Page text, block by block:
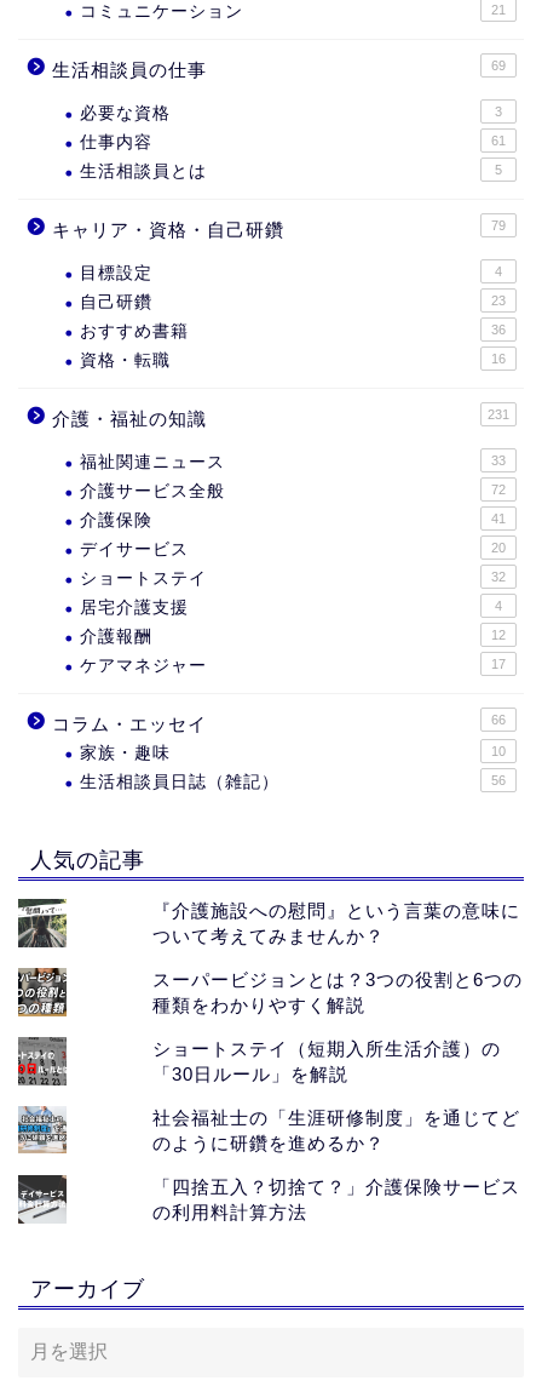
コミュニケーション 21
生活相談員の仕事 69
必要な資格 3
仕事内容 61
生活相談員とは 5
キャリア・資格・自己研鑽 79
目標設定 4
自己研鑽 23
おすすめ書籍 36
資格・転職 16
介護・福祉の知識 231
福祉関連ニュース 33
介護サービス全般 72
介護保険 41
デイサービス 20
ショートステイ 32
居宅介護支援 4
介護報酬 12
ケアマネジャー 17
コラム・エッセイ 66
家族・趣味 10
生活相談員日誌（雑記） 56
人気の記事
『介護施設への慰問』という言葉の意味に
ついて考えてみませんか？
スーパービジョンとは？3つの役割と6つの
種類をわかりやすく解説
ショートステイ（短期入所生活介護）の
「30日ルール」を解説
社会福祉士の「生涯研修制度」を通じてど
のように研鑽を進めるか？
「四捨五入？切捨て？」介護保険サービス
の利用料計算方法
アーカイブ